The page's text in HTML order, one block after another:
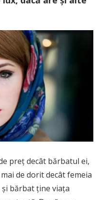
preț decât bărbatul ei,
de dorit decât femeia
bărbat ține viața